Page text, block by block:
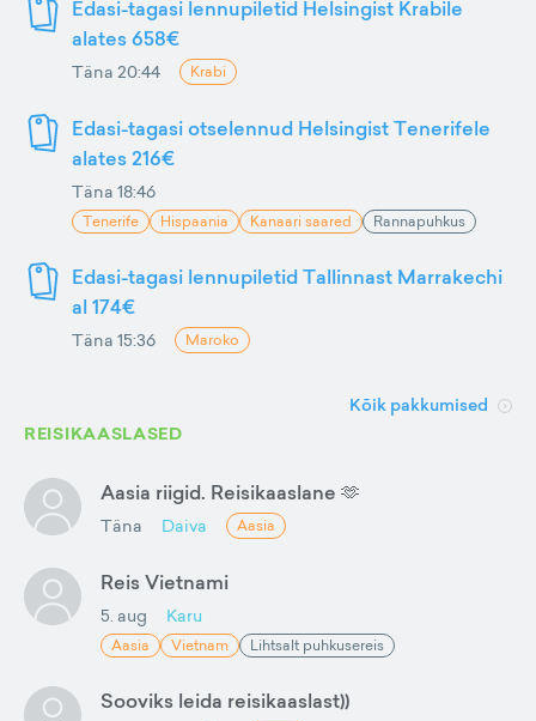
Edasi-tagasi lennupiletid Helsingist Krabile
alates 658€
Täna 20:44 Krabi
Edasi-tagasi otselennud Helsingist Tenerifele
alates 216€
Täna 18:46
Tenerife Hispaania Kanaari saared Rannapuhkus
Edasi-tagasi lennupiletid Tallinnast Marrakechi
al 174€
Täna 15:36 Maroko
Kõik pakkumised
REISIKAASLASED
Aasia riigid. Reisikaaslane 🫶
Täna Daiva Aasia
Reis Vietnami
5. aug Karu
Aasia Vietnam Lihtsalt puhkusereis
Sooviks leida reisikaaslast))